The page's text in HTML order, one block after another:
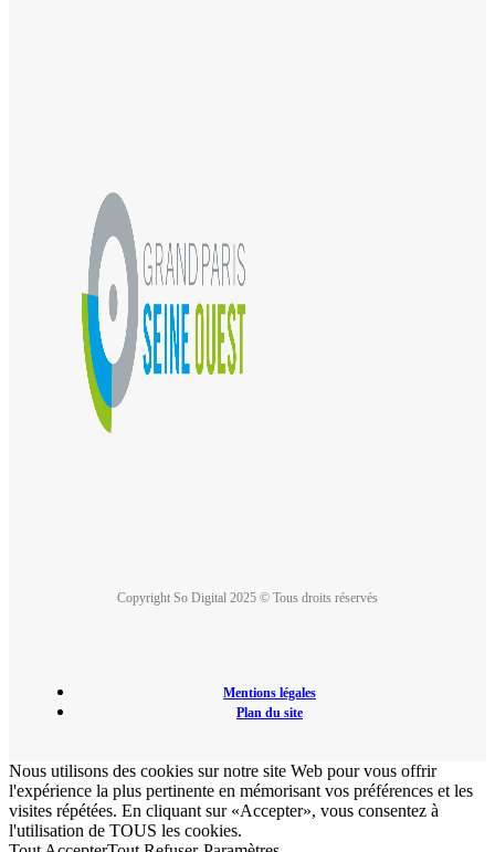
Copyright So Digital 2025 © Tous droits réservés
Mentions légales
Plan du site
Nous utilisons des cookies sur notre site Web pour vous offrir
l'expérience la plus pertinente en mémorisant vos préférences et les
visites répétées. En cliquant sur «Accepter», vous consentez à
l'utilisation de TOUS les cookies.